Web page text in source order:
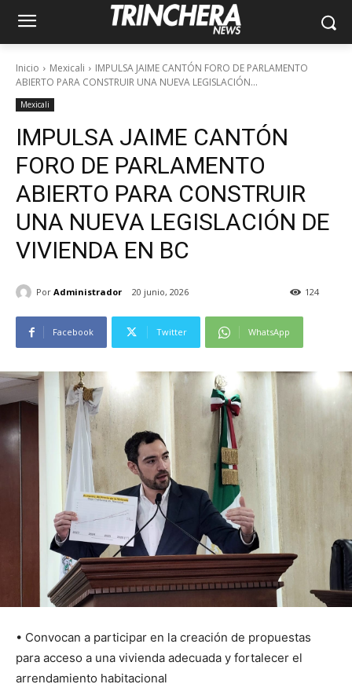
Inicio Mexicali
IMPULSA JAIME CANTÓN FORO DE PARLAMENTO
ABIERTO PARA CONSTRUIR UNA NUEVA LEGISLACIÓN...
Mexicali
IMPULSA JAIME CANTÓN
FORO DE PARLAMENTO
ABIERTO PARA CONSTRUIR
UNA NUEVA LEGISLACIÓN DE
VIVIENDA EN BC
Por Administrador 20 junio, 2026 124
Facebook Twitter WhatsApp
• Convocan a participar en la creación de propuestas
para acceso a una vivienda adecuada y fortalecer el
arrendamiento habitacional